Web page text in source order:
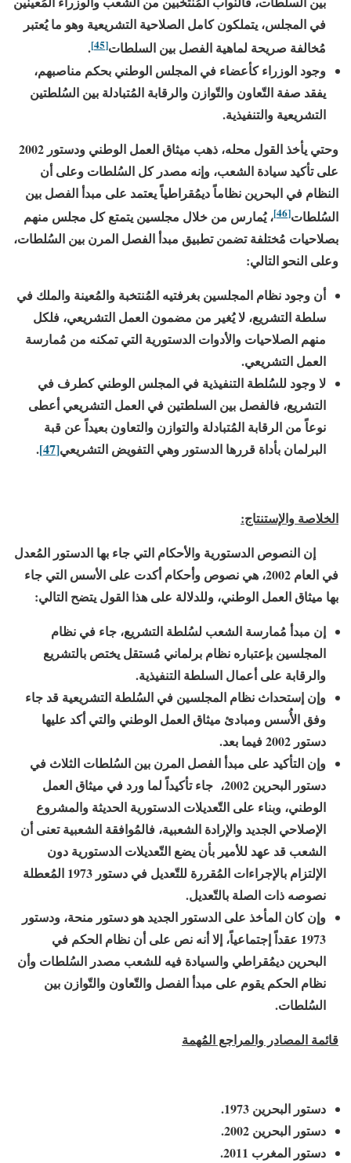
في المجلس، يتملكون كامل الصلاحية التشريعية وهو ما يُعتبر
مُخالفة صريحة لماهية الفصل بين السلطات[45]
.
وجود الوزراء كأعضاء في المجلس الوطني بحكم مناصبهم،
يفقد صفة التّعاون والتّوازن والرقابة المُتبادلة بين السُلطتين
التشريعية والتنفيذية.
وحتي يأخذ القول محله، ذهب ميثاق العمل الوطني ودستور 2002
على تأكيد سيادة الشعب، وإنه مصدر كل السُلطات وعلى أن
النظام في البحرين نظاماً ديمُقراطياً يعتمد على مبدأ الفصل بين
السُلطات[46]
، يُمارس من خلال مجلسين يتمتع كل مجلس منهم
بصلاحيات مُختلفة تضمن تطبيق مبدأ الفصل المرن بين السُلطات،
وعلى النحو التالي:
أن وجود نظام المجلسين بغرفتيه المُنتخبة والمُعينة والملك في
سلطة التشريع، لا يُغير من مضمون العمل التشريعي، فلكل
منهم الصلاحيات والأدوات الدستورية التي تمكنه من مُمارسة
العمل التشريعي.
لا وجود للسُلطة التنفيذية في المجلس الوطني كطرف في
التشريع، فالفصل بين السلطتين في العمل التشريعي أعطى
نوعاً من الرقابة المُتبادلة والتوازن والتعاون بعيداً عن قبة
البرلمان بأداة قررها الدستور وهي التفويض التشريعي[47]
.
الخلاصة والإستنتاج:
إن النصوص الدستورية والأحكام التي جاء بها الدستور المُعدل
في العام 2002، هي نصوص وأحكام أكدت على الأسس التي جاء
بها ميثاق العمل الوطني، وللدلالة على هذا القول يتضح التالي:
إن مبدأ مُمارسة الشعب لسُلطة التشريع، جاء في نظام
المجلسين بإعتباره نظام برلماني مُستقل يختص بالتشريع
والرقابة على أعمال السلطة التنفيذية.
وإن إستحداث نظام المجلسين في السُلطة التشريعية قد جاء
وفق الأُسس ومبادئ ميثاق العمل الوطني والتي أكد عليها
دستور 2002فيما بعد.
وإن التأكيد على مبدأ الفصل المرن بين السُلطات الثلاث في
دستور البحرين 2002، جاء تأكيداً لما ورد في ميثاق العمل
الوطني، وبناء على التّعديلات الدستورية الحديثة والمشروع
الإصلاحي الجديد والإرادة الشعبية، فالمُوافقة الشعبية تعنى أن
الشعب قد عهد للأمير بأن يضع التّعديلات الدستورية دون
الإلتزام بالإجراءات المُقررة للتّعديل في دستور 1973 المُعطلة
نصوصه ذات الصلة بالتّعديل.
وإن كان المأخذ على الدستور الجديد هو دستور منحة، ودستور
1973 عقداً إجتماعياً، إلا أنه نص على أن نظام الحكم في
البحرين ديمُقراطي والسيادة فيه للشعب مصدر السُلطات وأن
نظام الحكم يقوم على مبدأ الفصل والتّعاون والتّوازن بين
السُلطات.
قائمة المصادر والمراجع المُهمة
دستور البحرين 1973
.
دستور البحرين 2002
.
دستور المغرب 2011
.